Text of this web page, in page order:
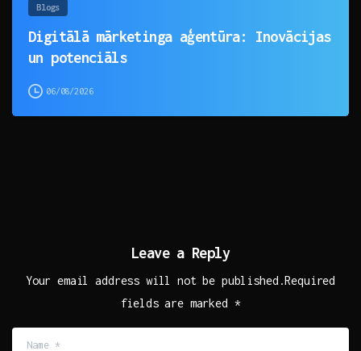
Blogs
Digitālā mārketinga aģentūra: Inovācijas
un potenciāls
06/08/2026
Leave a Reply
Your email address will not be published.Required
fields are marked *